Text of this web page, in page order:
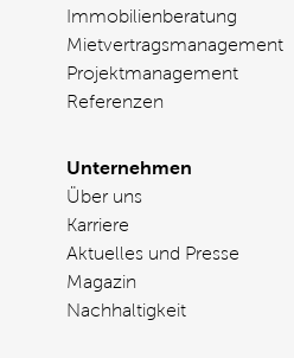
Immobilienberatung
Mietvertragsmanagement
Projektmanagement
Referenzen
Unternehmen
Über uns
Karriere
Aktuelles und Presse
Magazin
Nachhaltigkeit